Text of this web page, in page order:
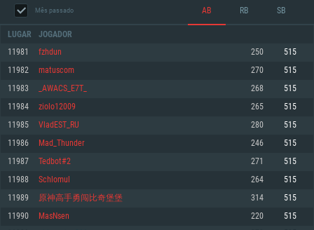
REQUERIMENTOS DE SISTEMA
Mínimo
Sistema Operativo: Windows 10 (64 bit)
Processador: Dual-Core 2.2 GHz
Memória: 4GB
Mínimo
Sistema Operativo: Mac OS Big Sur 11.0 ou versão mais recente
Processador: Core i5 2.2GHz mínimo (Intel Xeon não suportado)
Memória: 6 GB
Mínimo
Sistema Operativo: Distribuições mais modernas do Linux de 64bit
Processador: Dual-Core 2.4 GHz
Memória: 4 GB
Mês passado AB RB SB
LUGAR JOGADOR
11981 fzhdun 250 515
11982 matuscom 270 515
11983 _AWACS_E7T_ 268 515
11984 ziolo12009 265 515
11985 VladEST_RU 280 515
11986 Mad_Thunder 246 515
11987 Tedbot#2 271 515
11988 Schlomul 264 515
11989 原神高手勇闯比奇堡堡 314 515
11990 MasNsen 220 515